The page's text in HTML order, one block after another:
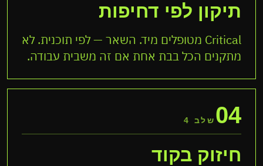
תיקון לפי דחיפות
Critical מטופלים מיד. השאר — לפי תוכנית. לא
מתקנים הכל בבת אחת אם זה משבית עבודה.
04 שלב 4
חיזוק בקוד